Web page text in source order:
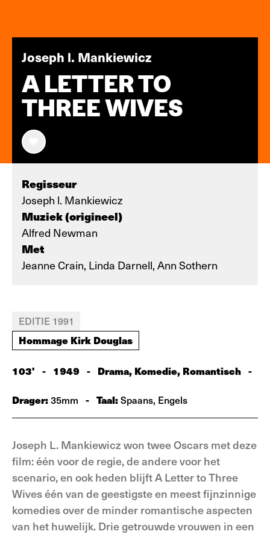
Joseph l. Mankiewicz
A LETTER TO
THREE WIVES
Regisseur
Joseph l. Mankiewicz
Muziek (origineel)
Alfred Newman
Met
Jeanne Crain, Linda Darnell, Ann Sothern
EDITIE 1991
Hommage Kirk Douglas
103' - 1949 - Drama, Komedie, Romantisch -
Drager:35mm - Taal:Spaans, Engels
Joseph L. Mankiewicz won twee Oscars met deze
film: één voor de regie, de andere voor het
scenario, en ook heden blijft A Letter to Three
Wives één van de geestigste en meest fijnzinnige
komedies over de minder romantische aspecten
van het huwelijk. Drie getrouwde vrouwen in een